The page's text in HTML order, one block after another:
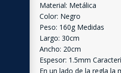
Material: Metálica
Color: Negro
Peso: 160g Medidas
Largo: 30cm
Ancho: 20cm
Espesor: 1.5mm
En un lado de la regla la